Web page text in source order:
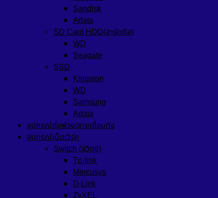
Sandisk
Adata
SD Card HDD(ฮาร์ดดิส)
WD
Seagate
SSD
Kingston
WD
Samsung
Adata
อุปกรณ์ต่อพ่วง/สายเชื่อมต่อ
อุปกรณ์เน็ตเวิร์ก
Switch (สวิตช์)
Tp-link
Mercusys
D-Link
ZyXEL